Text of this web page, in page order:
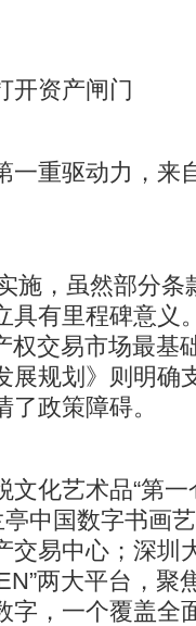
开资产闸门
一重驱动力，来
施，虽然部分条
具有里程碑意义
权交易市场最基
展规划》则明确
政策障碍。
化艺术品“第一
亭中国数字书画
交易中心；深圳
两大平台，聚
字，一个覆盖全